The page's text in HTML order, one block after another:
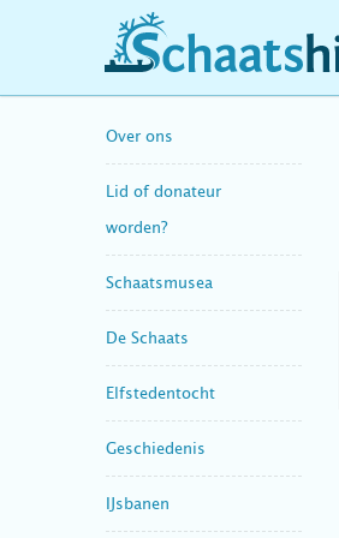
schaatshistorie.nl
Over ons
Lid of donateur
worden?
Schaatsmusea
De Schaats
Elfstedentocht
Geschiedenis
IJsbanen